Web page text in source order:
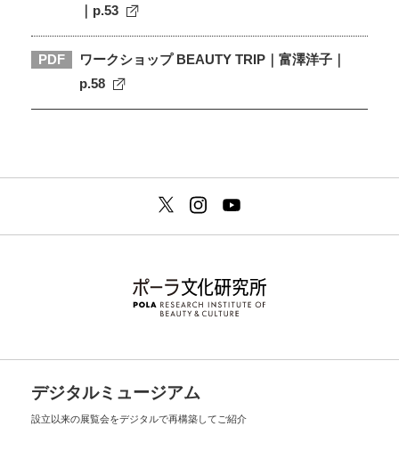
｜p.53
PDF
ワークショップ BEAUTY TRIP｜富澤洋子｜
p.58
デジタルミュージアム
設立以来の展覧会をデジタルで再構築してご紹介